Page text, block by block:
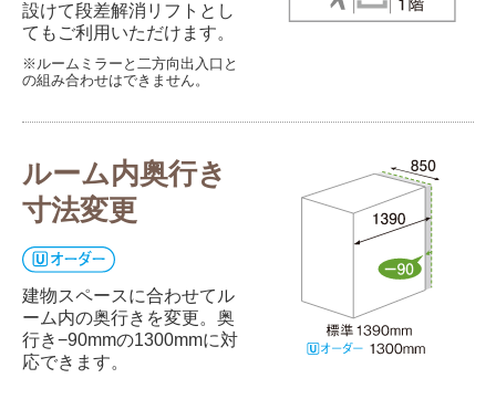
設けて段差解消リフトとし
てもご利用いただけます。
※ルームミラーと二方向出入口と
の組み合わせはできません。
ルーム内奥行き
寸法変更
建物スペースに合わせてル
ーム内の奥行きを変更。奥
行き−90mmの1300mmに対
応できます。